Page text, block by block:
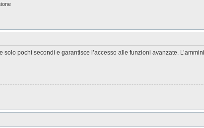
pochi secondi e garantisce l’accesso alle funzioni avanzate.